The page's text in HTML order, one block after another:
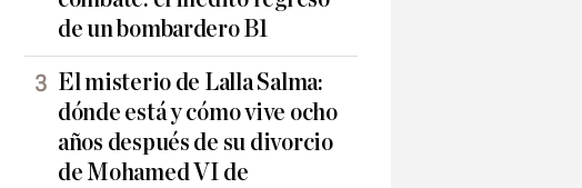
de un bombardero B1
El misterio de Lalla Salma:
dónde está y cómo vive ocho
años después de su divorcio
de Mohamed VI de